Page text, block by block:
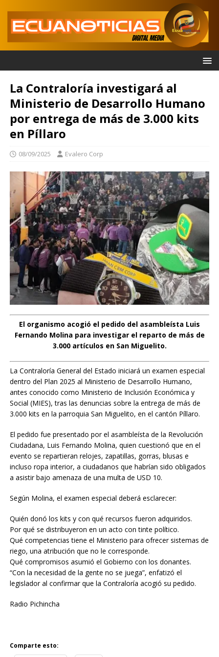
La Contraloría investigará al
Ministerio de Desarrollo Humano
por entrega de más de 3.000 kits
en Píllaro
08/09/2025 Evalero Corp
El organismo acogió el pedido del asambleísta Luis
Fernando Molina para investigar el reparto de más de
3.000 artículos en San Miguelito.
La Contraloría General del Estado iniciará un examen especial
dentro del Plan 2025 al Ministerio de Desarrollo Humano,
antes conocido como Ministerio de Inclusión Económica y
Social (MIES), tras las denuncias sobre la entrega de más de
3.000 kits en la parroquia San Miguelito, en el cantón Píllaro.
El pedido fue presentado por el asambleísta de la Revolución
Ciudadana, Luis Fernando Molina, quien cuestionó que en el
evento se repartieran relojes, zapatillas, gorras, blusas e
incluso ropa interior, a ciudadanos que habrían sido obligados
a asistir bajo amenaza de una multa de USD 10.
Según Molina, el examen especial deberá esclarecer:
Quién donó los kits y con qué recursos fueron adquiridos.
Por qué se distribuyeron en un acto con tinte político.
Qué competencias tiene el Ministerio para ofrecer sistemas de
riego, una atribución que no le corresponde.
Qué compromisos asumió el Gobierno con los donantes.
“Con la necesidad de la gente no se juega”, enfatizó el
legislador al confirmar que la Contraloría acogió su pedido.
Radio Pichincha
Comparte esto: